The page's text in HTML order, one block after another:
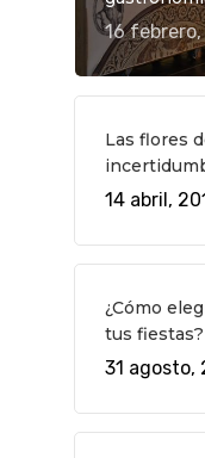
16 febrero,
Las flores
14 abril,
¿Cómo
tus fiestas?
31 agosto,